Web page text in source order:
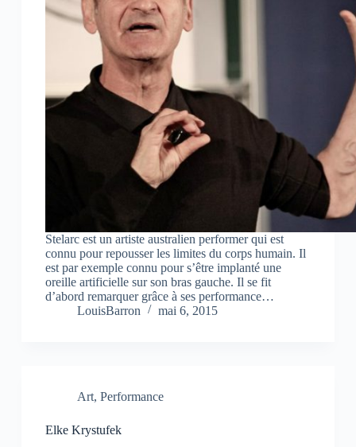
Stelarc est un artiste australien performer qui est
connu pour repousser les limites du corps humain. Il
est par exemple connu pour s’être implanté une
oreille artificielle sur son bras gauche. Il se fit
d’abord remarquer grâce à ses performance…
LouisBarron
mai 6, 2015
Art, Performance
Elke Krystufek